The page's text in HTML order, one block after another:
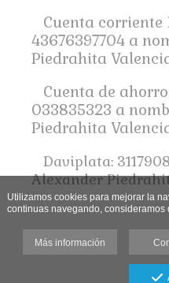
Cuenta corriente
43676397704 a
Piedrahita
Cuenta de
033835323 a
Piedrahita
Daviplata:
Alexander
Utilizamos cookies para mejorar la
continuas navegando, consideramos
Más información